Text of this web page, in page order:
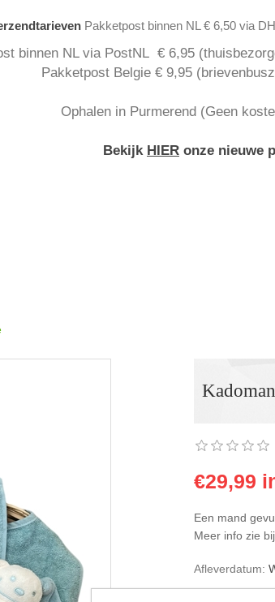
Pakketpost binnen NL € 6,50 via
binnen NL via PostNL € 6,95
Pakketpost Belgie € 9,95
Ophalen in Purmerend (Geen
Bekijk HIER onze nieuwe
€29,99
Een mand
Meer info zie
Afleverdatum: